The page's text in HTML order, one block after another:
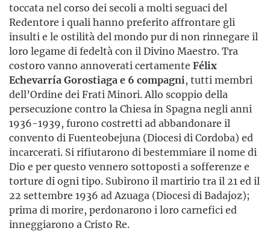
toccata nel corso dei secoli a molti seguaci del
Redentore i quali hanno preferito affrontare gli
insulti e le ostilità del mondo pur di non rinnegare il
loro legame di fedeltà con il Divino Maestro. Tra
costoro vanno annoverati certamente Félix
Echevarría Gorostiaga e 6 compagni, tutti membri
dell’Ordine dei Frati Minori. Allo scoppio della
persecuzione contro la Chiesa in Spagna negli anni
1936-1939, furono costretti ad abbandonare il
convento di Fuenteobejuna (Diocesi di Cordoba) ed
incarcerati. Si rifiutarono di bestemmiare il nome di
Dio e per questo vennero sottoposti a sofferenze e
torture di ogni tipo. Subirono il martirio tra il 21 ed il
22 settembre 1936 ad Azuaga (Diocesi di Badajoz);
prima di morire, perdonarono i loro carnefici ed
inneggiarono a Cristo Re.